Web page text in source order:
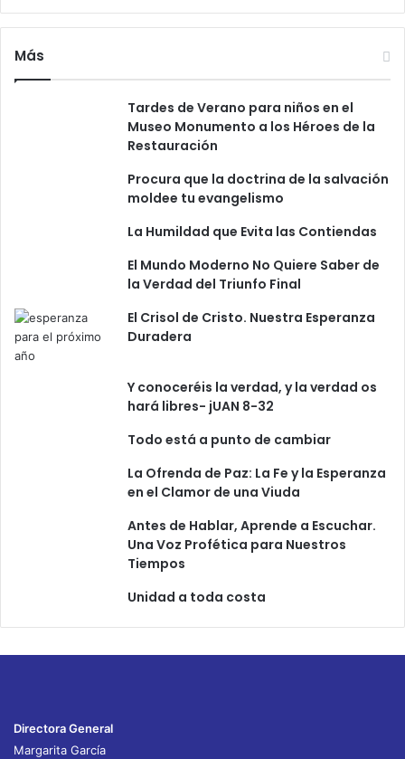
t
Más
Tardes de Verano para niños en el
Museo Monumento a los Héroes de la
Restauración
Procura que la doctrina de la salvación
moldee tu evangelismo
La Humildad que Evita las Contiendas
El Mundo Moderno No Quiere Saber de
la Verdad del Triunfo Final
El Crisol de Cristo. Nuestra Esperanza
Duradera
Y conoceréis la verdad, y la verdad os
hará libres- jUAN 8-32
Todo está a punto de cambiar
La Ofrenda de Paz: La Fe y la Esperanza
en el Clamor de una Viuda
Antes de Hablar, Aprende a Escuchar.
Una Voz Profética para Nuestros
Tiempos
Unidad a toda costa
Directora General
Margarita García